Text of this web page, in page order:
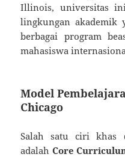
Illinois, universitas
lingkungan akademik
berbagai program
mahasiswa
Model
Chicago
Salah satu ciri khas
adalah Core